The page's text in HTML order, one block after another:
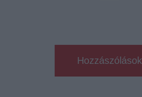
Hozzászólások